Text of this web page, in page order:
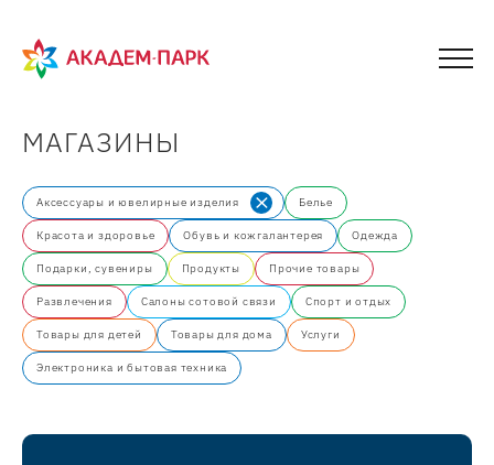
МАГАЗИНЫ
Аксессуары и ювелирные изделия Белье
Красота и здоровье Обувь и кожгалантерея Одежда
Подарки, сувениры Продукты Прочие товары
Развлечения Салоны сотовой связи Спорт и отдых
Товары для детей Товары для дома Услуги
Электроника и бытовая техника